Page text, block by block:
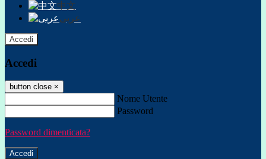
中文
عربى
Accedi
Accedi
button close ×
Nome Utente
Password
Password dimenticata?